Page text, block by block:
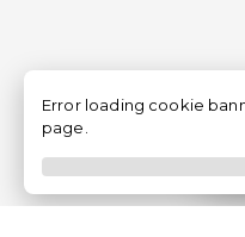
Error loading cookie
page.